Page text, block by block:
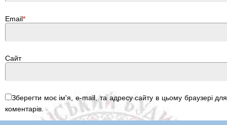
Email*
Сайт
Зберегти моє ім'я, e-mail, та адресу сайту в цьому браузері
коментарів.